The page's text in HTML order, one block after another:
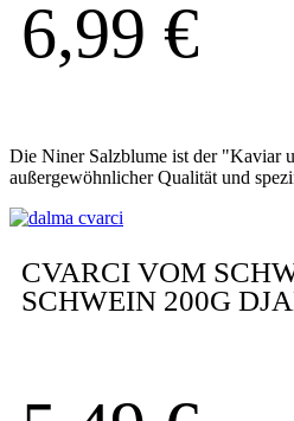
6,99 €
Die Niner Salzblume ist der "Kaviar
außergewöhnlicher Qualität und
CVARCI VOM
SCHWEIN 200G